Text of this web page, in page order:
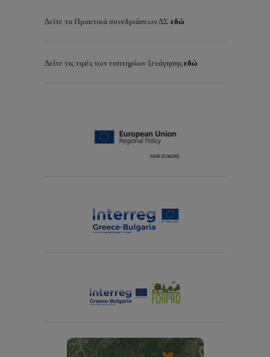
Δείτε τα Πρακτικά συνεδριάσεων ΔΣ εδώ
Δείτε τις τιμές των εισιτηρίων ξενάγησηςεδώ